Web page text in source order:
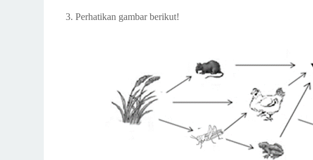
3. Perhatikan gambar berikut!